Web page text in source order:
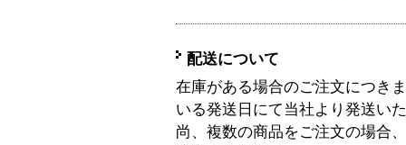
配送について
在庫がある場合のご注文につき
いる発送日にて当社より発送い
尚、複数の商品をご注文の場合